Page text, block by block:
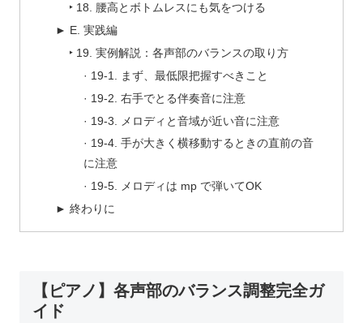
‣ 18. 腰高とボトムレスにも気をつける
► E. 実践編
‣ 19. 実例解説：各声部のバランスの取り方
· 19-1. まず、最低限把握すべきこと
· 19-2. 右手でとる伴奏音に注意
· 19-3. メロディと音域が近い音に注意
· 19-4. 手が大きく横移動するときの直前の音
に注意
· 19-5. メロディは mp で弾いてOK
► 終わりに
【ピアノ】各声部のバランス調整完全ガ
イド